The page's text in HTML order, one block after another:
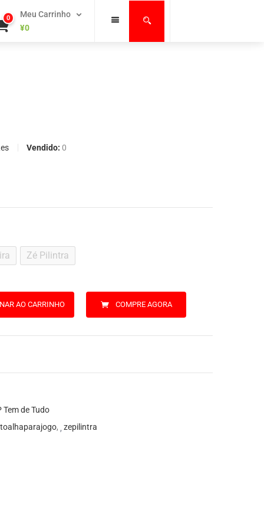
Meu Carrinho
0
¥0
Vendido: 0
Zé Pilintra
AO CARRINHO COMPRE AGORA
Tem de Tudo
toalhaparajogo, zepilintra